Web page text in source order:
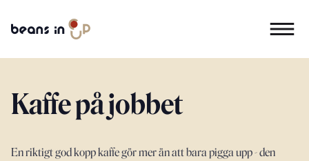
Kaffe på jobbet
En riktigt god kopp kaffe gör mer än att bara pigga upp - den